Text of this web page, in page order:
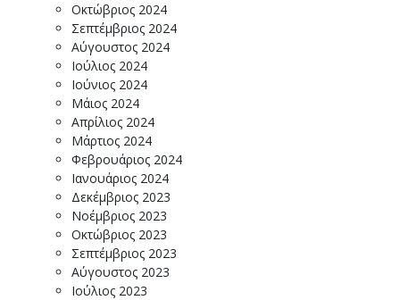
Οκτώβριος 2024
Σεπτέμβριος 2024
Αύγουστος 2024
Ιούλιος 2024
Ιούνιος 2024
Μάιος 2024
Απρίλιος 2024
Μάρτιος 2024
Φεβρουάριος 2024
Ιανουάριος 2024
Δεκέμβριος 2023
Νοέμβριος 2023
Οκτώβριος 2023
Σεπτέμβριος 2023
Αύγουστος 2023
Ιούλιος 2023